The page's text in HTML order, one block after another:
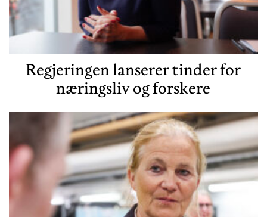
Regjeringen lanserer tinder for
næringsliv og forskere